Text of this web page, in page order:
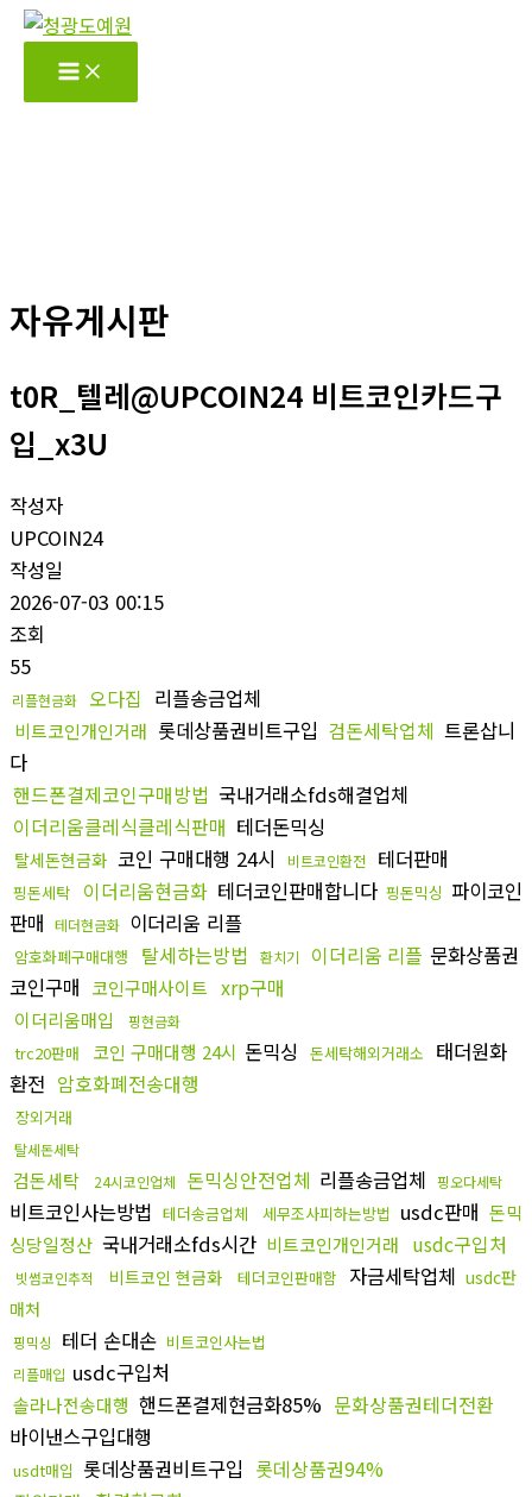
콘
자유게시판
t0R_텔레@UPCOIN24 비트코인카드구
입_x3U
작성자
UPCOIN24
작성일
2026-07-03 00:15
조회
55
리플현금화 오다집 리플송금업체
비트코인개인거래 롯데상품권비트구입 검돈세탁업체 트론삽니
다
핸드폰결제코인구매방법 국내거래소fds해결업체
이더리움클레식클레식판매 테더돈믹싱
탈세돈현금화 코인 구매대행 24시 비트코인환전 테더판매
핑돈세탁 이더리움현금화 테더코인판매합니다 핑돈믹싱 파이코인
판매 테더현금화 이더리움 리플
암호화폐구매대행 탈세하는방법 환치기 이더리움 리플 문화상품권
코인구매 코인구매사이트 xrp구매
이더리움매입 핑현금화
trc20판매 코인 구매대행 24시 돈믹싱 돈세탁해외거래소
태더원화
환전 암호화폐전송대행
장외거래
탈세돈세탁
검돈세탁 24시코인업체 돈믹싱안전업체 리플송금업체 핑오다세탁
비트코인사는방법 테더송금업체 세무조사피하는방법 usdc판매 돈믹
싱당일정산 국내거래소fds시간 비트코인개인거래 usdc구입처
빗썸코인추적 비트코인 현금화 테더코인판매함 자금세탁업체 usdc판
매처
핑믹싱 테더 손대손 비트코인사는법
리플매입 usdc구입처
솔라나전송대행 핸드폰결제현금화85% 문화상품권테더전환
바이낸스구입대행
usdt매입 롯데상품권비트구입 롯데상품권94%